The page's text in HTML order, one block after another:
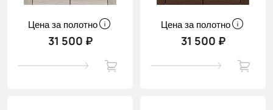
Цена за полотно
31 500 ₽
Цена за полотно
31 500 ₽